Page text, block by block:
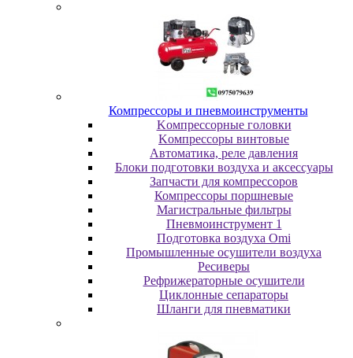
Компрессоры и пневмоинструменты
Koмпpeccopныe гoлoвки
Koмпpeccopы винтoвыe
Автоматика, реле давления
Блоки подготовки воздуха и аксессуары
Запчасти для компрессоров
Компрессоры поршневые
Магистральные фильтры
Пневмоинструмент 1
Подготовка воздуха Omi
Промышленные осушители воздуха
Ресиверы
Рефрижераторные осушители
Циклонные сепараторы
Шланги для пневматики